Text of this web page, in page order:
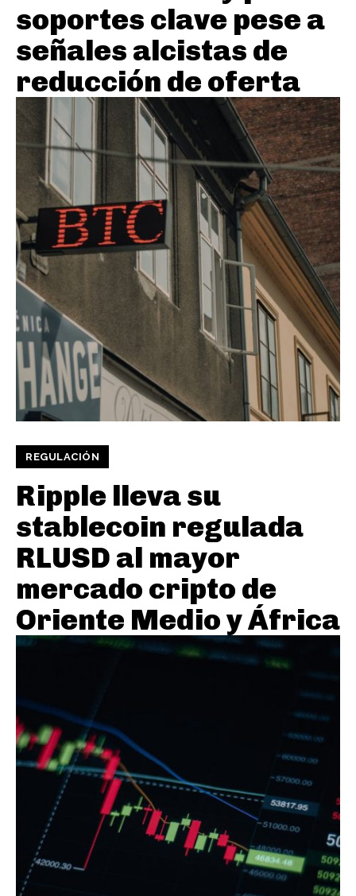
soportes clave pese a
señales alcistas de
reducción de oferta
REGULACIÓN
Ripple lleva su
stablecoin regulada
RLUSD al mayor
mercado cripto de
Oriente Medio y África